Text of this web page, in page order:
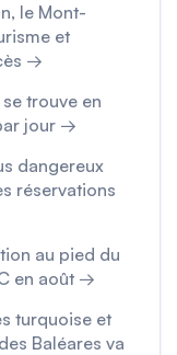
le Mont-
et
→
trouve en
jour →
dangereux
réservations
au pied du
en août →
turquoise et
Baléares va